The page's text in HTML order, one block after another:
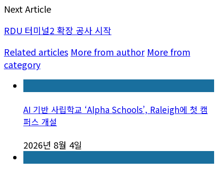
Next Article
RDU 터미널2 확장 공사 시작
Related articles More from author More from
category
AI 기반 사립학교 ‘Alpha Schools’, Raleigh에 첫 캠
퍼스 개설
2026년 8월 4일